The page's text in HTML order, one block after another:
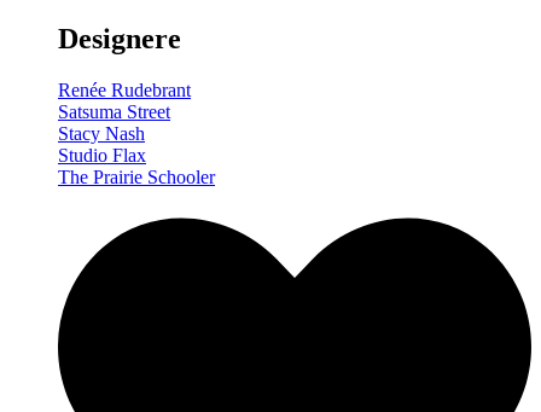
Designere
Renée Rudebrant
Satsuma Street
Stacy Nash
Studio Flax
The Prairie Schooler